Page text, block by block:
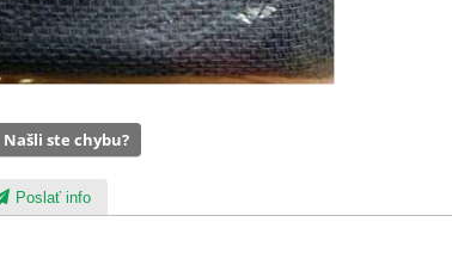
Našli ste chybu?
Poslať info